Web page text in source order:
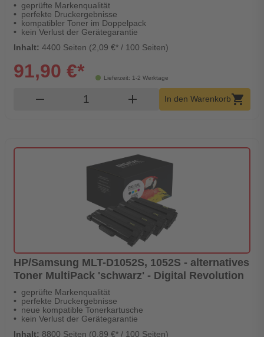
geprüfte Markenqualität
perfekte Druckergebnisse
kompatibler Toner im Doppelpack
kein Verlust der Gerätegarantie
Inhalt: 4400 Seiten (2,09 €* / 100 Seiten)
Lieferzeit: 1-2 Werktage
91,90 €*
remove Produkt Warenkorb Menge
add In den Warenkorbshopping_cart
HP/Samsung MLT-D1052S, 1052S - alternatives
Toner MultiPack 'schwarz' - Digital Revolution
geprüfte Markenqualität
perfekte Druckergebnisse
neue kompatible Tonerkartusche
kein Verlust der Gerätegarantie
Inhalt: 8800 Seiten (0,89 €* / 100 Seiten)